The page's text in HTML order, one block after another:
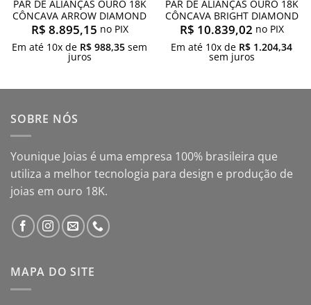
PAR DE ALIANÇAS OURO 18K
CÔNCAVA ARROW DIAMOND
R$ 8.895,15 no PIX
Em até 10x de R$ 988,35 sem
juros
PAR DE ALIANÇAS OURO 18K
CÔNCAVA BRIGHT DIAMOND
R$ 10.839,02 no PIX
Em até 10x de R$ 1.204,34
sem juros
SOBRE NÓS
Younique Joias é uma empresa 100% brasileira que
utiliza a melhor tecnologia para design e produção de
joias em ouro 18K.
MAPA DO SITE